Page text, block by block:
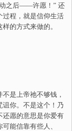
动之后——许愿！” 还
过程，就是信仰生活
的方式来做的。
不是上帝祂不够钱，
诅你。不是这个！乃
还愿的意思是你爱有
能信靠有些人、